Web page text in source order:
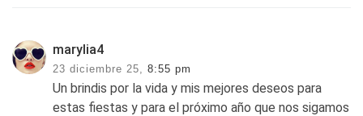
marylia4
23 diciembre 25, 8:55 pm
Un brindis por la vida y mis mejores deseos para
estas fiestas y para el próximo año que nos sigamos